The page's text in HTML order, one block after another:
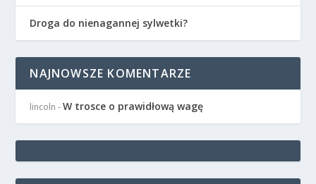
Droga do nienagannej sylwetki?
NAJNOWSZE KOMENTARZE
lincoln -W trosce o prawidłową wagę